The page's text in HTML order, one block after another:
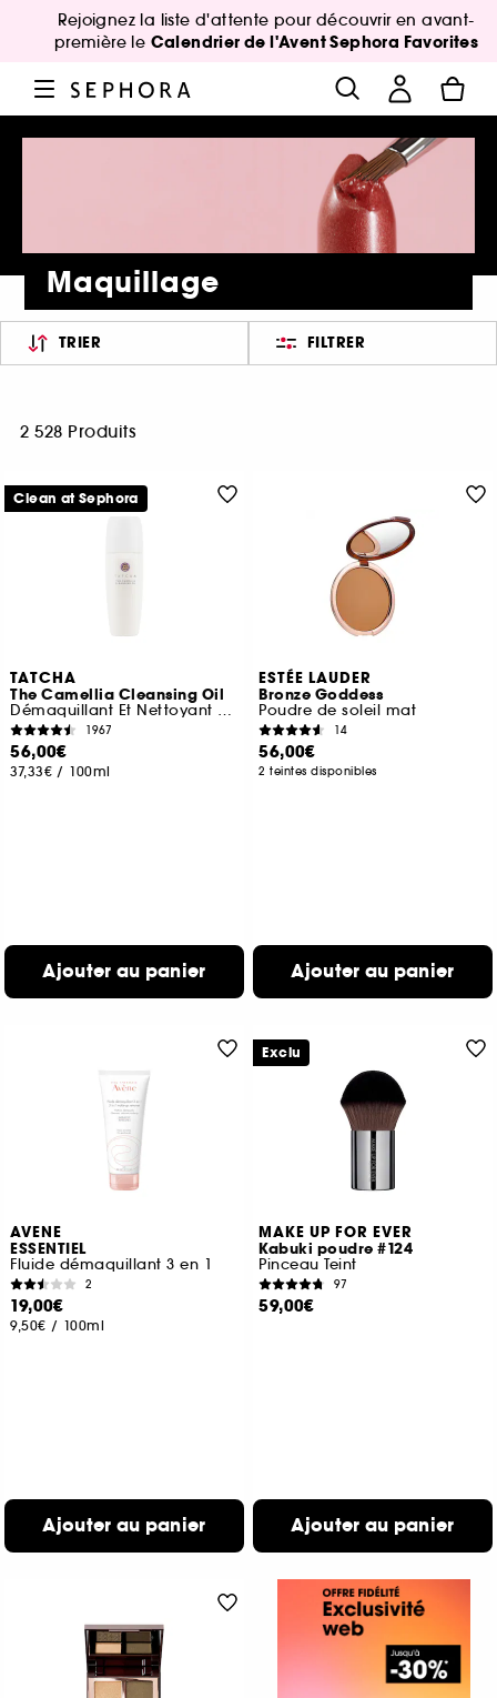
Rejoignez la liste d'attente pour découvrir en avant-
première le Calendrier de l'Avent Sephora Favorites
Maquillage
TRIER FILTRER
2 528 Produits
TATCHA
The Camellia Cleansing Oil
Démaquillant Et Nettoyant 2-en-1
1967
56,00€
37,33€ / 100ml
Ajouter au panier
Clean at Sephora
ESTÉE LAUDER
Bronze Goddess
Poudre de soleil mat
14
56,00€
2 teintes disponibles
Ajouter au panier
AVENE
ESSENTIEL
Fluide démaquillant 3 en 1
2
19,00€
9,50€ / 100ml
Ajouter au panier
MAKE UP FOR EVER
Kabuki poudre #124
Pinceau Teint
97
59,00€
Ajouter au panier
Exclu